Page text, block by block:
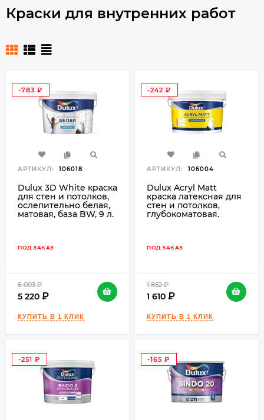
Краски для внутренних работ
-783
₽
АРТИКУЛ: 106018
Dulux 3D White краска
для стен и потолков,
ослепительно белая,
матовая, база BW, 9 л.
ПОД ЗАКАЗ
6 003
5 220
-242
₽
АРТИКУЛ: 106004
Dulux Acryl Matt
краска латексная для
стен и потолков,
глубокоматовая.
ПОД ЗАКАЗ
1 852
1 610
-251
₽
-165
₽